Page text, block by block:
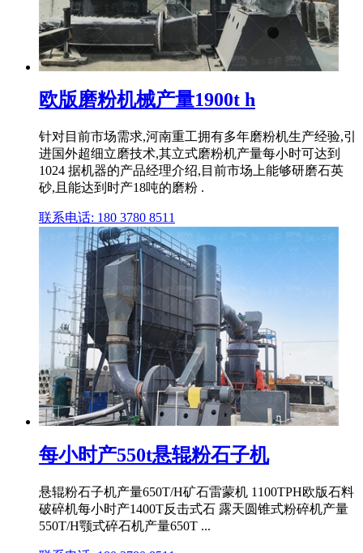
欧版磨粉机械产量1900t h
针对目前市场需求,河南重工拥有多年磨粉机生产经验,引
进国外超细立磨技术,其立式磨粉机产量每小时可达到
1024 据机器的产品经理介绍,目前市场上能够研磨石英
砂,且能达到时产18吨的磨粉 .
联系电话: 180 3780 8511
每小时产550t悬辊粉石子机
悬辊粉石子机产量650T/H矿石雷蒙机 1100TPH欧版石料
破碎机每小时产1400T反击式石 露天圆锥式粉碎机产量
550T/H颚式碎石机产量650T ...